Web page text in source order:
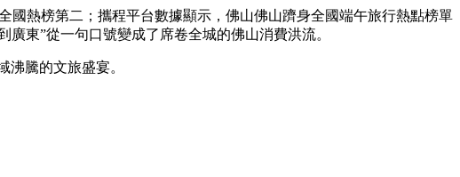
熱榜第二；攜程平台數據顯示，佛山佛山躋身全國端午旅行熱點榜單
東”從一句口號變成了席卷全城的佛山消費洪流。
騰的文旅盛宴。